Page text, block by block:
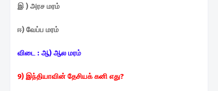
இ ) அரச மரம்
ஈ) வேப்ப மரம்
விடை : ஆ) ஆல மரம்
9) இந்தியாவின் தேசியக் கனி எது?